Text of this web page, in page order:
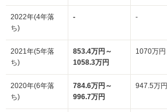
2022年(4年落
ち)
- -
2021年(5年落
ち)
853.4万円～
1058.3万円
1070万円
2020年(6年落
ち)
784.6万円～
996.7万円
947.5万円